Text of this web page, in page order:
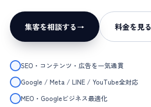
集客を相談する→ 料金を見る
SEO・コンテンツ・広告を一気通貫
Google / Meta / LINE / YouTube全対応
MEO・Googleビジネス最適化